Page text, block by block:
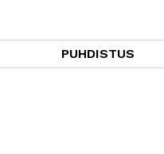
PUHDISTUS